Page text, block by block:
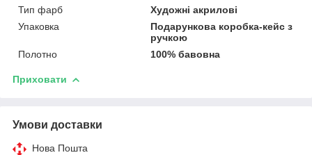
Тип фарб
Художні акрилові
Упаковка
Подарункова коробка-кейс з
ручкою
Полотно
100% бавовна
Приховати
Умови доставки
Нова Пошта